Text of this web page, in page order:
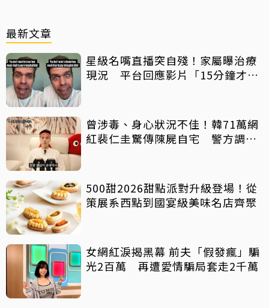
最新文章
星級名嘴直播突自殘！家屬曝治療
現況 平台回應影片「15分鐘才下
曾涉毒、身心狀況不佳！韓71萬網
紅裴仁圭驚傳陳屍自宅 警方調查
500甜2026甜點派對升級登場！從
策展系西點到國宴級美味名店齊聚
女網紅淚揭黑幕 前夫「假發瘋」騙
光2百萬 再遭愛情騙局套走2千萬